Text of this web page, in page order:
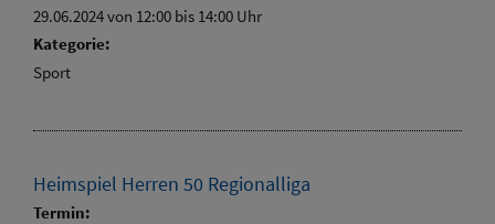
29.06.2024 von 12:00 bis 14:00 Uhr
Kategorie:
Sport
Heimspiel Herren 50 Regionalliga
Termin: